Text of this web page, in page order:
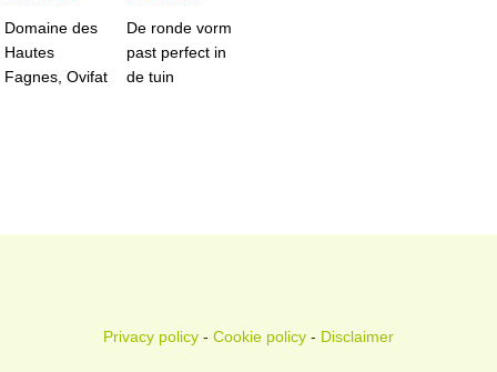
Domaine des
Hautes
Fagnes, Ovifat
De ronde vorm
past perfect in
de tuin
Privacy policy- Cookie policy- Disclaimer